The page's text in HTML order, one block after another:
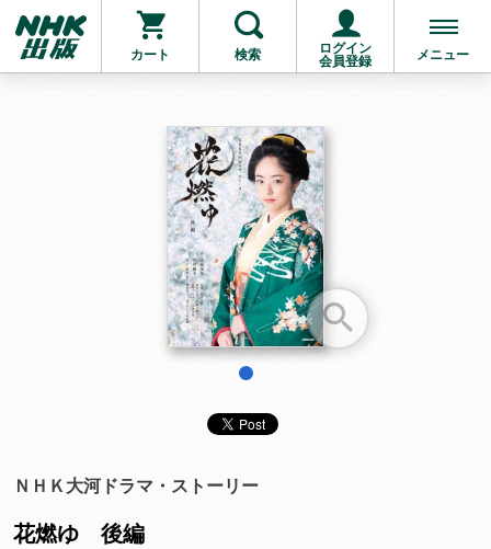
カート 検索
ログイン
会員登録
メニュー
お支払いに進む
他にも商品を買う
ＮＨＫ大河ドラマ・ストーリー
花燃ゆ 後編